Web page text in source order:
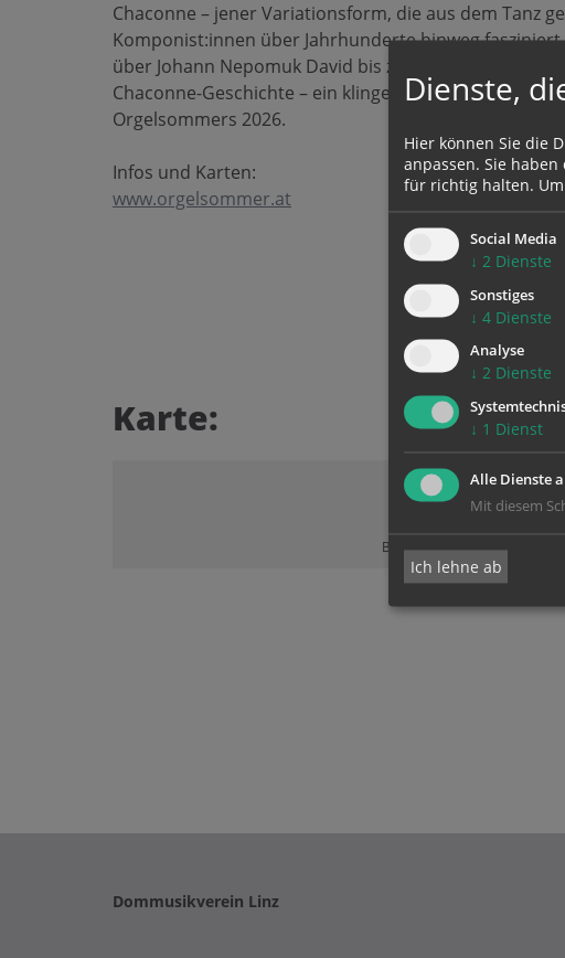
Chaconne – jener Variationsform, die aus dem Tanz
Komponist:innen über Jahrhunderte hinweg fasziniert
über Johann Nepomuk David bis zu Jonathan Dove
Chaconne-Geschichte – ein klingender Spaziergang
Orgelsommers 2026.
Infos und Karten:
www.orgelsommer.at
Karte:
Bitte akzeptieren Sie
Dommusikverein Linz
Dienste,
Hier können Sie die
anpassen. Sie haben
für richtig halten.
Social Media
↓ 2 Dienste
Sonstiges
↓ 4 Dienste
Analyse
↓ 2 Dienste
↓ 1 Dienst
Alle Dienste
Mit diesem
Ich lehne ab